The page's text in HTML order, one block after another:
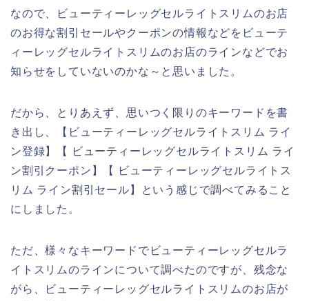
なので、ビューティーレッグセルライトスリムのお店
のお得な割引セールやクーポンの情報などをビューテ
ィーレッグセルライトスリムのお店のラインなどでお
知らせをしていないのかな～と思いました。
だから、とりあえず、思いつく限りのキーワードを書
き出し、【ビューティーレッグセルライトスリム ライ
ン登録】【 ビューティーレッグセルライトスリム ライ
ン割引クーポン】【 ビューティーレッグセルライトス
リム ライン割引セール】という感じで調べてみること
にしました。
ただ、様々なキーワードでビューティーレッグセルラ
イトスリムのラインについて調べたのですが、残念な
がら、ビューティーレッグセルライトスリムのお店が